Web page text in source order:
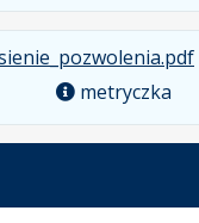
...
metryczka